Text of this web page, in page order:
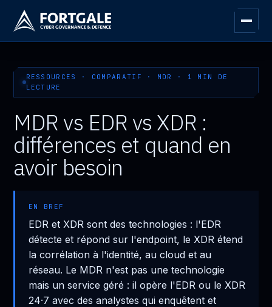
RESSOURCES · COMPARATIF · MDR · 1 MIN DE
LECTURE
MDR vs EDR vs XDR :
différences et quand en
avoir besoin
EN BREF
EDR et XDR sont des technologies : l'EDR
détecte et répond sur l'endpoint, le XDR étend
la corrélation à l'identité, au cloud et au
réseau. Le MDR n'est pas une technologie
mais un service géré : il opère l'EDR ou le XDR
24·7 avec des analystes qui enquêtent et